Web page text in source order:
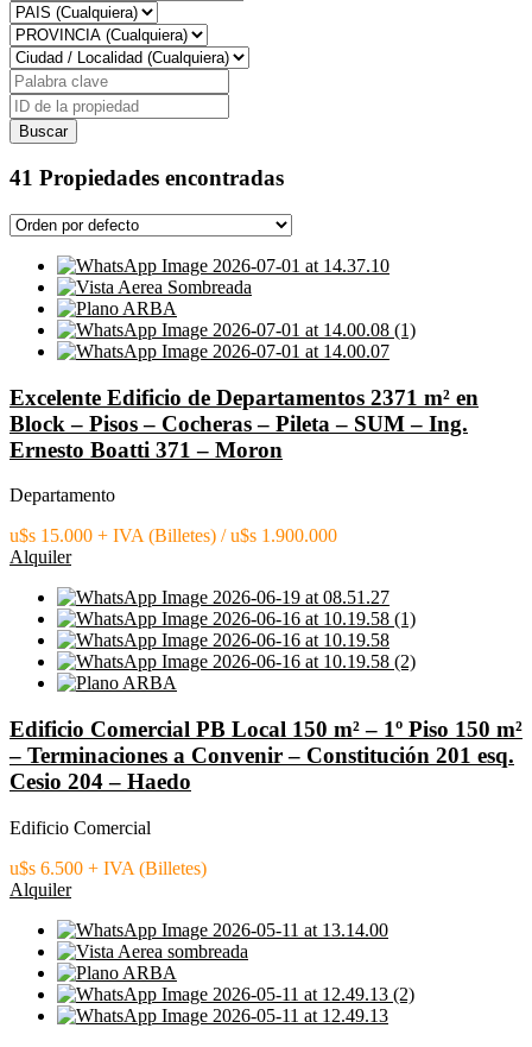
41 Propiedades encontradas
Excelente Edificio de Departamentos 2371 m² en
Block – Pisos – Cocheras – Pileta – SUM – Ing.
Ernesto Boatti 371 – Moron
Departamento
u$s 15.000 + IVA (Billetes) / u$s 1.900.000
Alquiler
Edificio Comercial PB Local 150 m² – 1º Piso 150 m²
– Terminaciones a Convenir – Constitución 201 esq.
Cesio 204 – Haedo
Edificio Comercial
u$s 6.500 + IVA (Billetes)
Alquiler